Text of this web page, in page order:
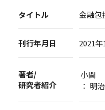
タイトル 金融包
刊行年月日 2021
著者/
研究者紹介
小関
： 明